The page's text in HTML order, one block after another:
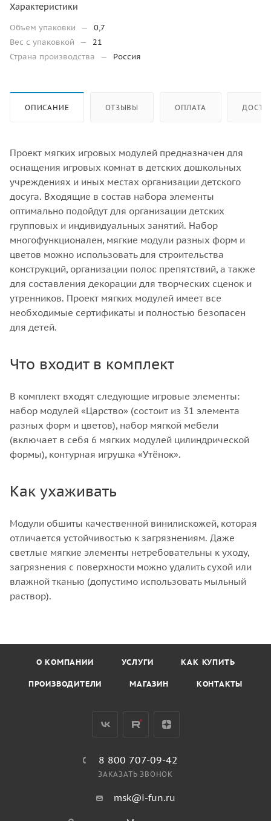
Характеристики
Объем упаковки —
0,7
Вес с упаковкой
—
21
Страна производства
— Россия
ОПИСАНИЕ ОТЗЫВЫ ОПЛАТА
Проект мягких игровых модулей предназначен для
оснащения игровых комнат в детских дошкольных
учреждениях и иных местах организации детского
досуга. Входящие в состав набора элементы
оптимально подойдут для организации детских
групповых и индивидуальных занятий. Набор
многофункционален, мягкие модули разных форм и
цветов можно использовать для строительства
конструкций, организации полос препятствий, а также
для составления декорации для творческих сценок и
утренников. Проект мягких модулей имеет все
необходимые сертификаты и полностью безопасен
для детей.
Что входит в комплект
В комплект входят следующие игровые элементы:
набор модулей «Царство» (состоит из 31 элемента
разных форм и цветов), набор мягкой мебели
(включает в себя 6 мягких модулей цилиндрической
формы), контурная игрушка «Утёнок».
Как ухаживать
Модули обшиты качественной винилискожей, которая
отличается устойчивостью к загрязнениям. Даже
светлые мягкие элементы нетребовательны к уходу,
загрязнения с поверхности можно удалить сухой или
влажной тканью (допустимо использовать мыльный
раствор).
О КОМПАНИИ УСЛУГИ КАК КУПИТЬ
ПРОИЗВОДИТЕЛИ МАГАЗИН КОНТАКТЫ
8 800 707-09-42
ЗАКАЗАТЬ ЗВОНОК
msk@i-fun.ru